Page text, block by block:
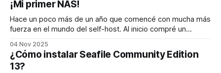
instalé pero no
¡Mi primer NAS!
Hace un poco más de un año que comencé con mucha más
fuerza en el mundo del self-host. Al inicio compré un
compré un mini pc (puedes ver el artículo acá). Y hoy doy la
bienvenida a mi
04 Nov 2025
¿Cómo instalar Seafile Community Edition
13?